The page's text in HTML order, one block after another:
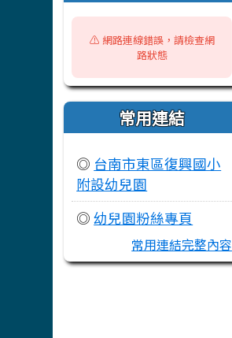
⚠️ 網路連線錯誤，請檢查網
路狀態
常用連結
◎ 台南市東區復興國小
附設幼兒園
◎幼兒園粉絲專頁
常用連結完整內容